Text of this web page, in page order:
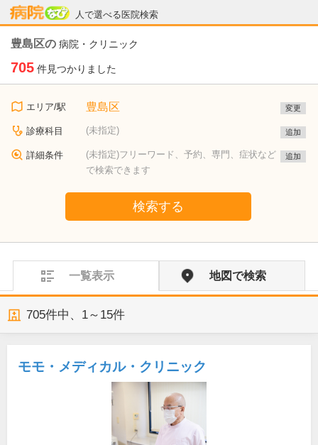
人で選べる医院検索
病院なび
豊島区の 病院・クリニック
705 件見つかりました
エリア/駅 豊島区 変更
診療科目 (未指定) 追加
詳細条件
(未指定)フリーワード、予約、専門、症状など
で検索できます
追加
検索する
一覧表示 地図で検索
705件中、 1～15件
モモ・メディカル・クリニック